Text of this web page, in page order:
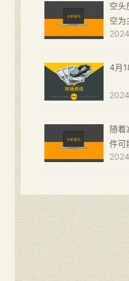
空头
空为
4月
随着
件可